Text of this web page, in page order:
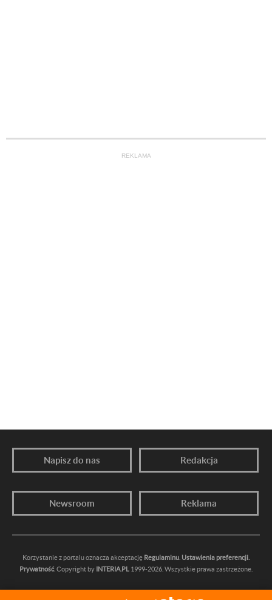
REKLAMA
Napisz do nas Redakcja
Newsroom Reklama
Korzystanie z portalu oznacza akceptację Regulaminu Ustawienia preferencji.
Prywatność. Copyright by INTERIA.PL 1999-2026. Wszystkie prawa zastrzeżone.